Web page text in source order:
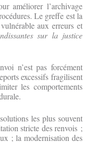
améliorer l’archivage
Le greffe est la
aux erreurs et
sur la justice
n’est pas forcément
excessifs fragilisent
les comportements
les plus souvent
stricte des renvois ;
; la modernisation des